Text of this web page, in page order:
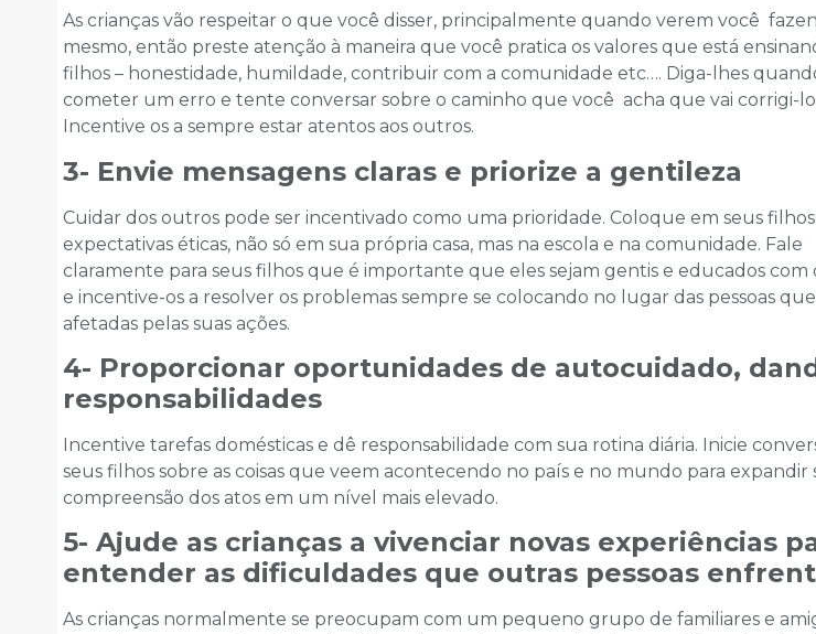
As crianças vão respeitar o que você disser, principalmente quando verem você
mesmo, então preste atenção à maneira que você pratica os valores que está
filhos – honestidade, humildade, contribuir com a comunidade etc…. Diga-lhes
cometer um erro e tente conversar sobre o caminho que você acha que vai corrigi-
Incentive os a sempre estar atentos aos outros.
3- Envie mensagens claras e priorize a gentileza
Cuidar dos outros pode ser incentivado como uma prioridade. Coloque em seus
expectativas éticas, não só em sua própria casa, mas na escola e na comunidade. Fale
claramente para seus filhos que é importante que eles sejam gentis e educados com
e incentive-os a resolver os problemas sempre se colocando no lugar das pessoas
afetadas pelas suas ações.
4- Proporcionar oportunidades de autocuidado,
responsabilidades
Incentive tarefas domésticas e dê responsabilidade com sua rotina diária. Inicie
seus filhos sobre as coisas que veem acontecendo no país e no mundo para expandir
compreensão dos atos em um nível mais elevado.
5- Ajude as crianças a vivenciar novas experiências
entender as dificuldades que outras pessoas
As crianças normalmente se preocupam com um pequeno grupo de familiares e